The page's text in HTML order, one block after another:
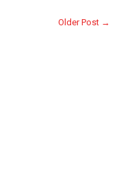
Older Post →